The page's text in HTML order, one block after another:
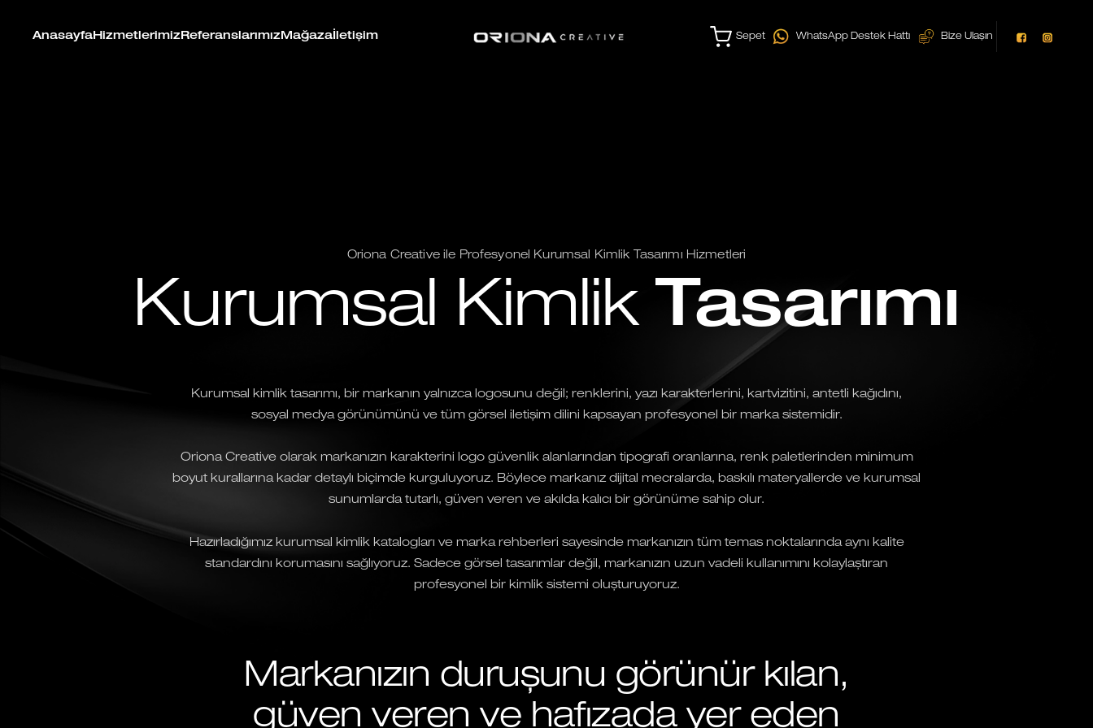
Anasayfa Hizmetlerimiz Referanslarımız Mağaza İletişim Sepet WhatsApp Destek Hattı Bize Ulaşın
Oriona Creative ile Profesyonel Kurumsal Kimlik Tasarımı Hizmetleri
Kurumsal Kimlik Tasarımı
Kurumsal kimlik tasarımı, bir markanın yalnızca logosunu değil; renklerini, yazı karakterlerini, kartvizitini, antetli kağıdını,
sosyal medya görünümünü ve tüm görsel iletişim dilini kapsayan profesyonel bir marka sistemidir.
Oriona Creative olarak markanızın karakterini logo güvenlik alanlarından tipografi oranlarına, renk paletlerinden minimum
boyut kurallarına kadar detaylı biçimde kurguluyoruz. Böylece markanız dijital mecralarda, baskılı materyallerde ve kurumsal
sunumlarda tutarlı, güven veren ve akılda kalıcı bir görünüme sahip olur.
Hazırladığımız kurumsal kimlik katalogları ve marka rehberleri sayesinde markanızın tüm temas noktalarında aynı kalite
standardını korumasını sağlıyoruz. Sadece görsel tasarımlar değil, markanızın uzun vadeli kullanımını kolaylaştıran
profesyonel bir kimlik sistemi oluşturuyoruz.
Markanızın duruşunu görünür kılan,
güven veren ve hafızada yer eden